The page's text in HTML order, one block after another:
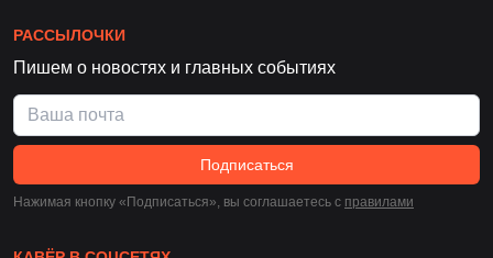
РАССЫЛОЧКИ
Пишем о новостях и главных событиях
Подписаться
Нажимая кнопку «Подписаться», вы соглашаетесь c правилами